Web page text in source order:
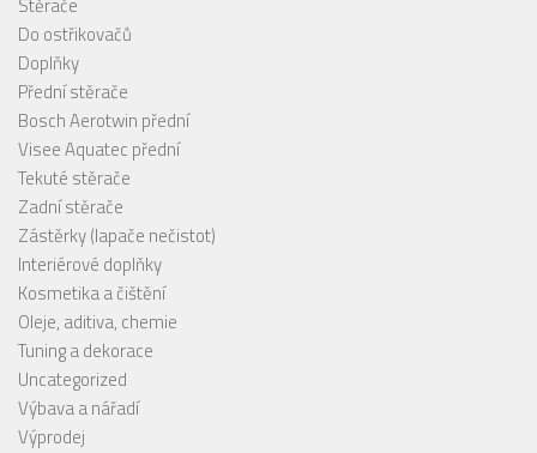
Stěrače
Do ostřikovačů
Doplňky
Přední stěrače
Bosch Aerotwin přední
Visee Aquatec přední
Tekuté stěrače
Zadní stěrače
Zástěrky (lapače nečistot)
Interiérové doplňky
Kosmetika a čištění
Oleje, aditiva, chemie
Tuning a dekorace
Uncategorized
Výbava a nářadí
Výprodej